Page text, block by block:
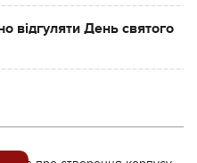
відгуляти День святого